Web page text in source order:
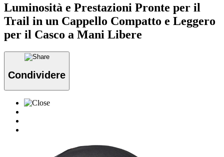
Luminosità e Prestazioni Pronte per il
Trail in un Cappello Compatto e Leggero
per il Casco a Mani Libere
Condividere